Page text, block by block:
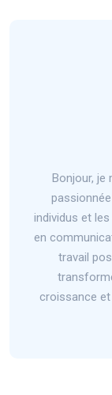
Bonjour, je
individus et
en
travail
croissance